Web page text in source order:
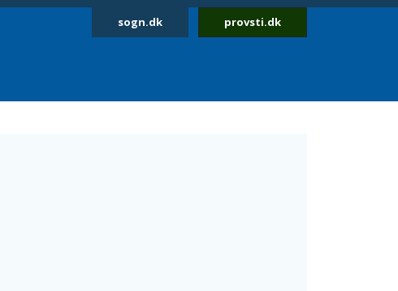
sogn.dk provsti.dk